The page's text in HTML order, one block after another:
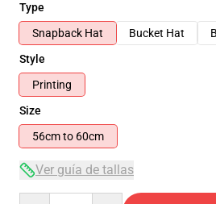
Type
Snapback Hat
Bucket Hat
Style
Printing
Size
56cm to 60cm
Ver guía de tallas